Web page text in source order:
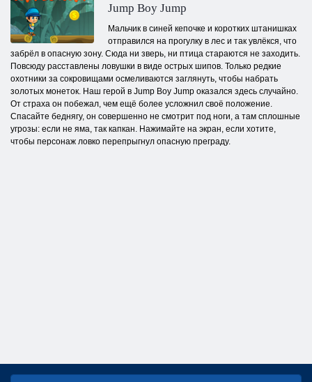
Jump Boy Jump
Мальчик в синей кепочке и коротких штанишках
отправился на прогулку в лес и так увлёкся, что
забрёл в опасную зону. Сюда ни зверь, ни птица стараются не заходить.
Повсюду расставлены ловушки в виде острых шипов. Только редкие
охотники за сокровищами осмеливаются заглянуть, чтобы набрать
золотых монеток. Наш герой в Jump Boy Jump оказался здесь случайно.
От страха он побежал, чем ещё более усложнил своё положение.
Спасайте беднягу, он совершенно не смотрит под ноги, а там сплошные
угрозы: если не яма, так капкан. Нажимайте на экран, если хотите,
чтобы персонаж ловко перепрыгнул опасную преграду.